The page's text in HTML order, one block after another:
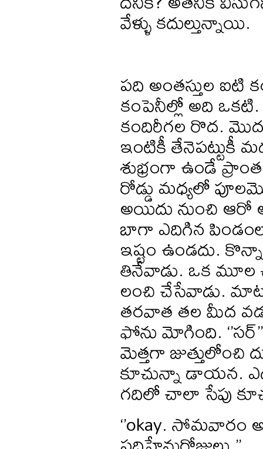
వేళ్ళు కదుల్తున్నాయి.
పది అంతస్తుల ఐటి
కంపెనీల్లో అది
కందిరీగల రొద.
ఇంటికీ తేనెపట్టుకీ
శుభ్రంగా ఉండే
రోడ్డు మధ్యలో
అయిదు నుంచి ఆరో
బాగా ఎదిగిన
ఇష్టం ఉండదు.
తినేవాడు. ఒక మూల
లంచి చేసేవాడు.
తరవాత తల మీద
ఫోను మోగింది.
మెత్తగా జుత్తులోంచి
కూచున్నా డాయన.
గదిలో చాలా సేపు
‘’okay. సోమవారం